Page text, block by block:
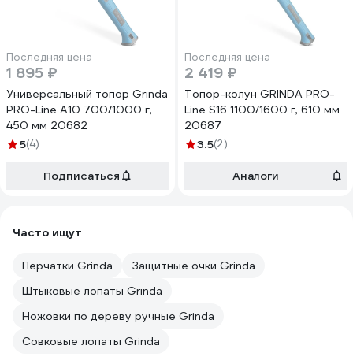
Последняя цена
1 895 ₽
Универсальный топор Grinda
PRO-Line A10 700/1000 г,
450 мм 20682
5(4)
Подписаться
Последняя цена
2 419 ₽
Топор-колун GRINDA PRO-
Line S16 1100/1600 г, 610 мм
20687
3.5(2)
Аналоги
Часто ищут
Перчатки Grinda
Защитные очки Grinda
Штыковые лопаты Grinda
Ножовки по дереву ручные Grinda
Совковые лопаты Grinda